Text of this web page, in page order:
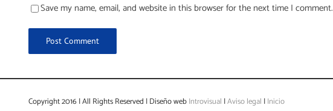
Save my name, email, and website in this browser for the next time I comment.
Copyright 2016 | All Rights Reserved | Diseño webIntrovisual |Aviso legal |Inicio